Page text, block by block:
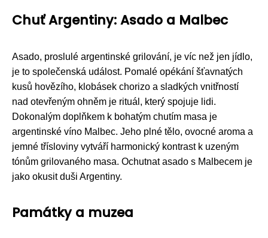
Chuť Argentiny: Asado a Malbec
Asado, proslulé argentinské grilování, je víc než jen jídlo,
je to společenská událost. Pomalé opékání šťavnatých
kusů hovězího, klobásek chorizo a sladkých vnitřností
nad otevřeným ohněm je rituál, který spojuje lidi.
Dokonalým doplňkem k bohatým chutím masa je
argentinské víno Malbec. Jeho plné tělo, ovocné aroma a
jemné třísloviny vytváří harmonický kontrast k uzeným
tónům grilovaného masa. Ochutnat asado s Malbecem je
jako okusit duši Argentiny.
Památky a muzea